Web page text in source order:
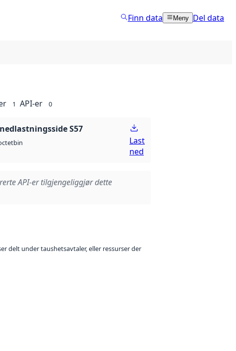
Finn data Meny Del data
1 API-er 0
S57
bin
Last
ned
API-er tilgjengeliggjør dette
delt under taushetsavtaler, eller ressurser der